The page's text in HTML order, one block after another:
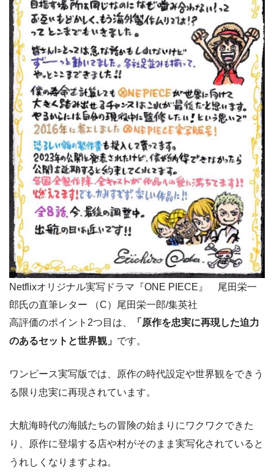
Netflixオリジナル実写ドラマ『ONE PIECE』 尾田栄一
郎氏の直筆レター （C）尾田栄一郎/集英社
高評価のポイント2つ目は、
「原作を忠実に再現した迫力
のあるセットと世界観」 です。
ワンピース実写版では、原作の時代設定や世界観をできう
る限り忠実に再現されています。
大航海時代の海賊たちの冒険の始まりにワクワクできた
り、原作に登場する店や村がそのまま実写化されていると
うれしくなりますよね。